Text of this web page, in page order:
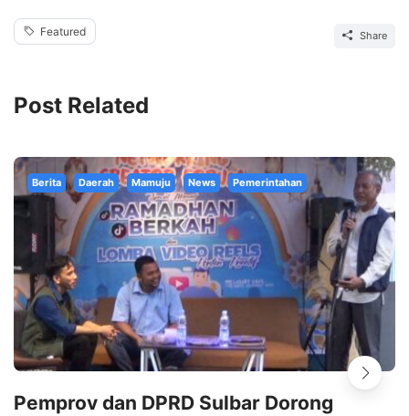
Featured Share
Post Related
Berita Daerah Mamuju News Pemerintahan
Pemprov dan DPRD Sulbar Dorong